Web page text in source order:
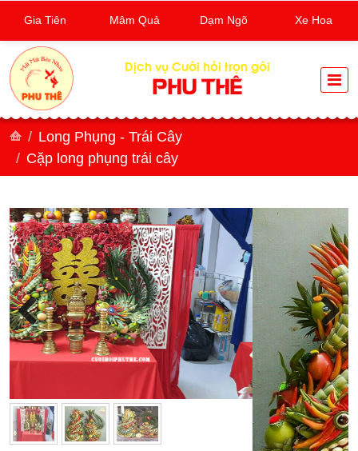
Dịch vụ Cưới hỏi trọn gói
PHU THÊ
Long Phụng - Trái Cây
Cặp long phụng trái cây
Previous Next
Gia Tiên Mâm Quả Dạm Ngõ Xe Hoa